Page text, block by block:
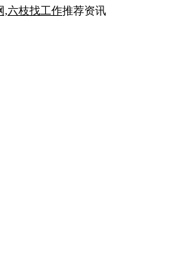
,六枝找工作推荐资讯